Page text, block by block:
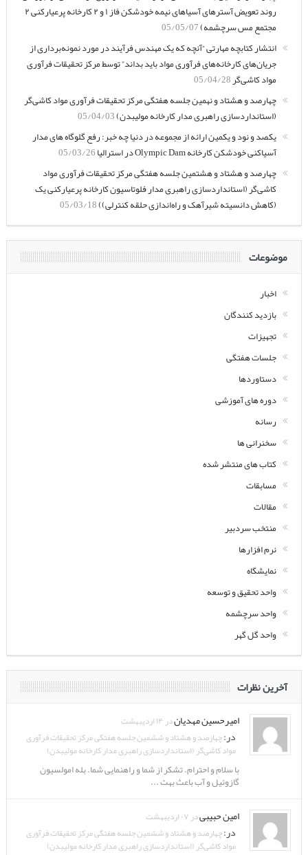
روند تعویض آسترهای آسیاهای نیمه خودشکن فاز ۱ و ۲ کارخانه پرعیارکنی ۲
مجتمع مس سرچشمه)05/05/07
انتشار کتابچه مهارتی “آنچه که یک مهندس فرآیند در مورد نمونه‌برداری از
جریان‌های کارخانه‌های فرآوری مواد باید بداند” توسط مرکز تحقیقات فرآوری
مواد کاشی‌گر05/04/28
چهارصد و هشتاد و نهمین جلسه هفتگی مرکز تحقیقات فرآوری مواد کاشی‌گر
(استانداردسازی راهبری مدار کارخانه مولیبدن)05/04/03
یکصد و نود و یکمین ارائه از مجموعه در دنیا چه خبر: رفع گلوگاه های مدار
آسیاکنی خودشکن کارخانه Olympic Dam در استرالیا
05/03/26
چهارصد و هشتاد و هشتمین جلسه هفتگی مرکز تحقیقات فرآوری مواد
کاشی‌گر (استانداردسازی راهبری مدار فلوتاسیون کارخانه پرعیارکنی یک
(کاهش دانسیته شیرآهک و راه‌اندازی حلقه کنترلی))05/03/18
موضوعات
اخبار
بازدید کنندگان
تجهیزات
جلسات هفتگی
دستاوردها
دوره های آموزشی
رسانه
سخنرانی ها
کتاب های منتشر شده
مسابقات
مقالات
منتخب سردبیر
نرم افزارها
نمایشگاه
واحد تحقیق و توسعه
واحد سرچشمه
واحد گل گهر
آخرین نظرات
امیرحسین مهدیاندر ۱۴ اردیبهشت
در:چهارصد و هشتاد و ششمین جلسه هفتگی مرکز تحقیقات فرآوری
مواد کاشی‌گر (استانداردسازی راهبری مدار کارخانه مولیبدن)
با سلام و احترام. تشکر از شما و راهنمایی شما. بله امولسیون
گازوئیل و آب باعث بهت ...
امین حبیبیدر ۰۷ اردیبهشت
در:چهارصد و هشتاد و ششمین جلسه هفتگی مرکز تحقیقات فرآوری
مواد کاشی‌گر (استانداردسازی راهبری مدار کارخانه مولیبدن)